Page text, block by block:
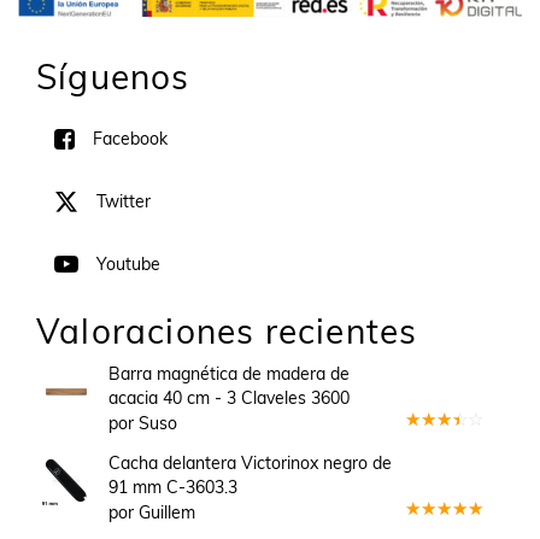
Síguenos
Facebook
Twitter
Youtube
Valoraciones recientes
Barra magnética de madera de
acacia 40 cm - 3 Claveles 3600
por Suso
Cacha delantera Victorinox negro de
91 mm C-3603.3
por Guillem